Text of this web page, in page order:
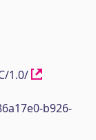
1.0/
b926-